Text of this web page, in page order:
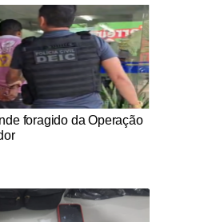
foragido da Operação